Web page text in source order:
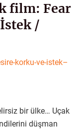
film: Fear
/
bir ülke… Uçak
düşman